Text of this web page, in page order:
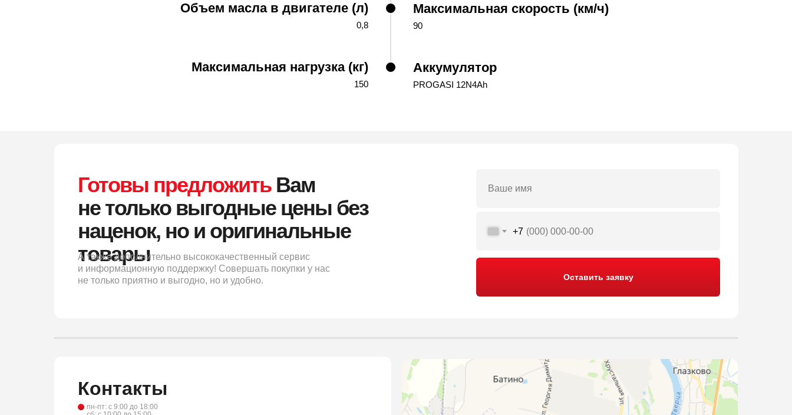
Максимальная скорость (км/ч)
Аккумулятор
90
PROGASI 12N4Ah
Объем масла в двигателе (л)
Максимальная нагрузка (кг)
0,8
150
Контакты
пн-пт: с 9:00 до 18:00
Готовы предложитьВам
не только выгодные цены без
наценок, но и оригинальные
товары
А также дополнительно высококачественный сервис
и информационную поддержку! Совершать покупки у нас
не только приятно и выгодно, но и удобно.
+7
Оставить заявку